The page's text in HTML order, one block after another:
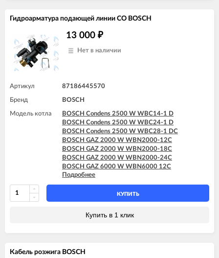
Гидроарматура подающей линии СО BOSCH
13 000 ₽
Нет в наличии
Артикул 87186445570
Бренд BOSCH
Модель котла
BOSCH Condens 2500 W WBC14-1 D
BOSCH Condens 2500 W WBC24-1 D
BOSCH Condens 2500 W WBC28-1 DC
BOSCH GAZ 2000 W WBN2000-12C
BOSCH GAZ 2000 W WBN2000-18C
BOSCH GAZ 2000 W WBN2000-24C
BOSCH GAZ 6000 W WBN6000 12C
BOSCH GAZ 6000 W WBN6000 18C
BOSCH GAZ 6000 W WBN6000 18H
BOSCH GAZ 6000 W WBN6000 24C
BOSCH GAZ 6000 W WBN6000 24H
BOSCH GAZ 6000 W WBN6000 28H
Подробнее
КУПИТЬ
Купить в 1 клик
Кабель розжига BOSCH